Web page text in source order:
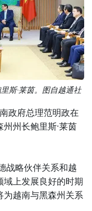
斯·莱茵。图自越通社
政府总理范明政在
州长鲍里斯·莱茵
战略伙伴关系和越
上发展良好的时期
为越南与黑森州关系